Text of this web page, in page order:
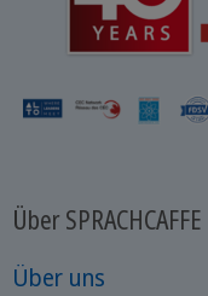
Über SPRACHCAFFE
Über uns